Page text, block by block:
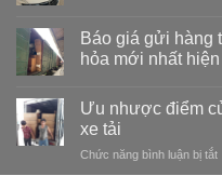
Báo giá gửi hàng
hỏa mới nhất
Ưu nhược điểm
xe tải
Chức năng bình luận bị tắt